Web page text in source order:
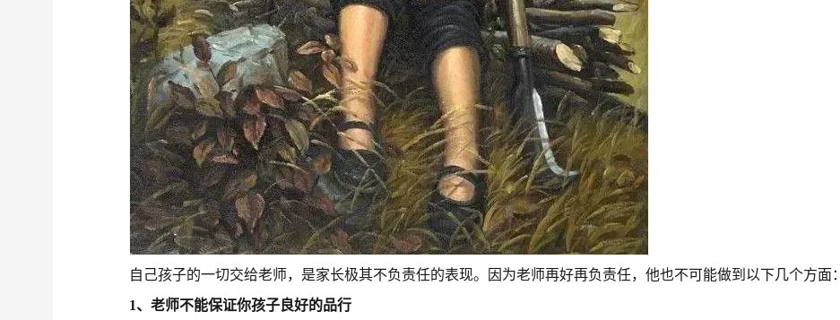
自己孩子的一切交给老师，是家长极其不负责任的表现。因为老师再好再负责任，他也不可能做到以下几个方面：
1、老师不能保证你孩子良好的品行